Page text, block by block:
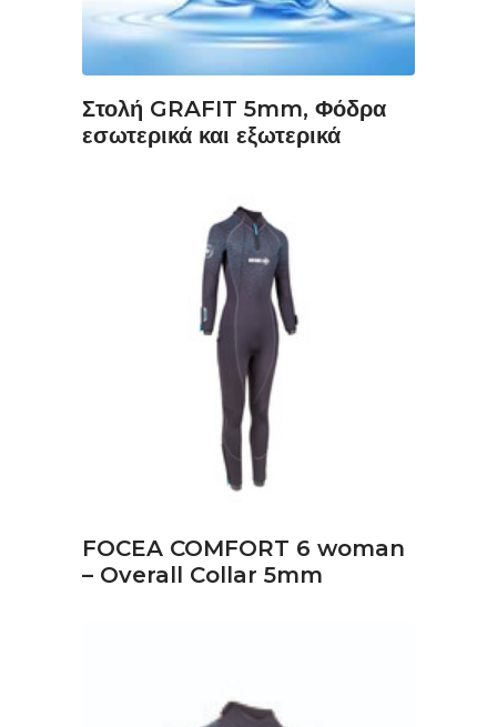
Στολή GRAFIT 5mm, Φόδρα
εσωτερικά και εξωτερικά
ΔΙΑΒΆΣΤΕ ΠΕΡΙΣΣΌΤΕΡΑ
FOCEA COMFORT 6 woman
– Overall Collar 5mm